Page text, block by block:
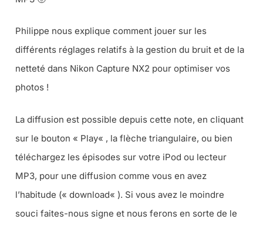
Philippe nous explique comment jouer sur les
différents réglages relatifs à la gestion du bruit et de la
netteté dans Nikon Capture NX2 pour optimiser vos
photos !
La diffusion est possible depuis cette note, en cliquant
sur le bouton « Play« , la flèche triangulaire, ou bien
téléchargez les épisodes sur votre iPod ou lecteur
MP3, pour une diffusion comme vous en avez
l’habitude (« download« ). Si vous avez le moindre
souci faites-nous signe et nous ferons en sorte de le